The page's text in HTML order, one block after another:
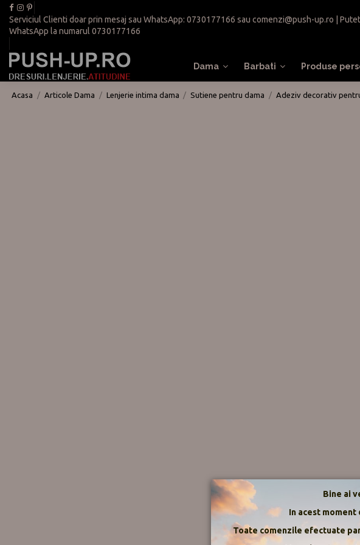
Serviciul Clienti doar prin mesaj sau WhatsApp: 0730177166 sau comenzi@push-up.ro |
WhatsApp la numarul 0730177166
Dama Barbati Produse
Acasa Articole Dama Lenjerie intima dama Sutiene pentru dama Adeziv decorativ
Bine ai
In acest moment
Toate comenzile efectuate